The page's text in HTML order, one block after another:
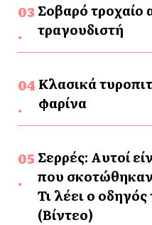
Σοβαρό τροχαίο
τραγουδιστή
Κλασικά
φαρίνα
Σερρές: Αυτοί
που σκοτώθηκαν
Τι λέει ο
(Βίντεο)